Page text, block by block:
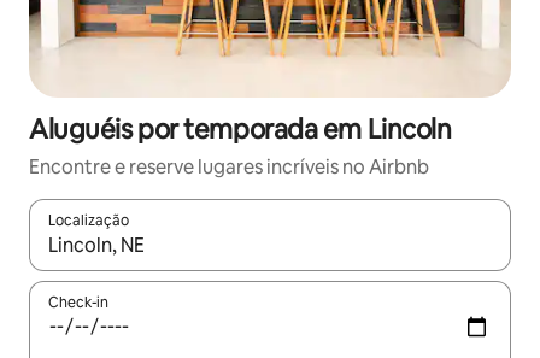
Aluguéis por temporada em Lincoln
Encontre e reserve lugares incríveis no Airbnb
Localização
Quando os resultados estiverem disponíveis, explore-os
Check-in